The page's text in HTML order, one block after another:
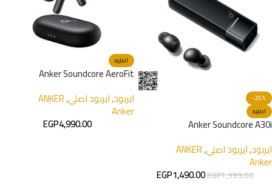
-25%
اصليه
Anker Soundcore A30i
ايربود,ايربود اصلي,
ANKER
Anker
EGP1,999.00
EGP1,490.00
اصليه
Anker Soundcore AeroFit
ايربود,ايربود اصلي,
ANKER
Anker
EGP4,990.00